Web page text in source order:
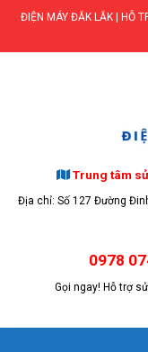
Skip
content
ĐIỆN MÁY ĐẮK LẮK | HỖ
Trung tâm
Địa chỉ: Số 127 Đường
0978
Gọi ngay! Hỗ trợ